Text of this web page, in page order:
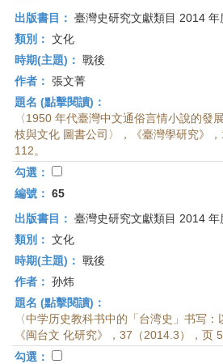
出版書目： 臺灣史研究文獻類目 2014 年
類別： 文化
時期(主題)： 戰後
作者： 張文菁
題名 (點擊閱讀)：
〈1950 年代臺灣中文通俗言情小說的發
枝與文化 圖書公司〉，《臺灣學研究》
112。
勾選：
編號： 65
出版書目： 臺灣史研究文獻類目 2014 年
類別： 文化
時期(主題)： 戰後
作者： 孙炜
題名 (點擊閱讀)：
〈中学历史教科书中的「台湾史」书写：
《闽台文 化研究》，37（2014.3），页
勾選：